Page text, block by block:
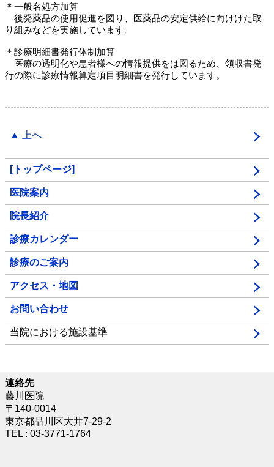
＊一般名処方加算
後発薬品の使用促進を図り、医薬品の安定供給に向けけた取
り組みなどを実施しています。
＊診療明細書発行体制加算
医療の透明化や患者様への情報提供をは図るため、領収書発
行の際に診療情報算定項目明細書を発行しています。
▲ 上へ
[トップページ]
医院案内
院長紹介
診療カレンダー
診療のご案内
アクセス・地図
お問い合わせ
当院における施設基準
連絡先
藤川医院
〒140-0014
東京都品川区大井7-29-2
TEL : 03-3771-1764